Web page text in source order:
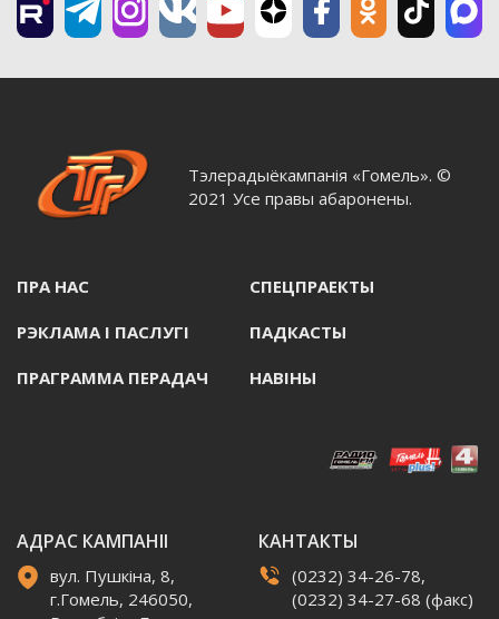
Тэлерадыёкампанія «Гомель». ©
2021 Усе правы абаронены.
ПРА НАС СПЕЦПРАЕКТЫ
РЭКЛАМА I ПАСЛУГI ПАДКАСТЫ
ПРАГРАММА ПЕРАДАЧ НАВIНЫ
АДРАС КАМПАНІІ
вул. Пушкіна, 8,
г.Гомель, 246050,
КАНТАКТЫ
(0232) 34-26-78,
(0232) 34-27-68 (факс)